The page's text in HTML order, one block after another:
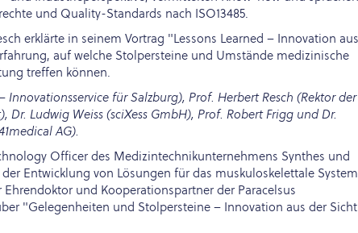
und Quality-Standards nach ISO13485.
erklärte in seinem Vortrag "Lessons Learned – Innovation aus
auf welche Stolpersteine und Umstände medizinische
treffen können.
für Salzburg), Prof. Herbert Resch (Rektor der
Dr. Ludwig Weiss (sciXess GmbH), Prof. Robert Frigg und Dr.
AG).
Officer des Medizintechnikunternehmens Synthes und
Entwicklung von Lösungen für das muskuloskelettale System
und Kooperationspartner der Paracelsus
"Gelegenheiten und Stolpersteine – Innovation aus der Sicht